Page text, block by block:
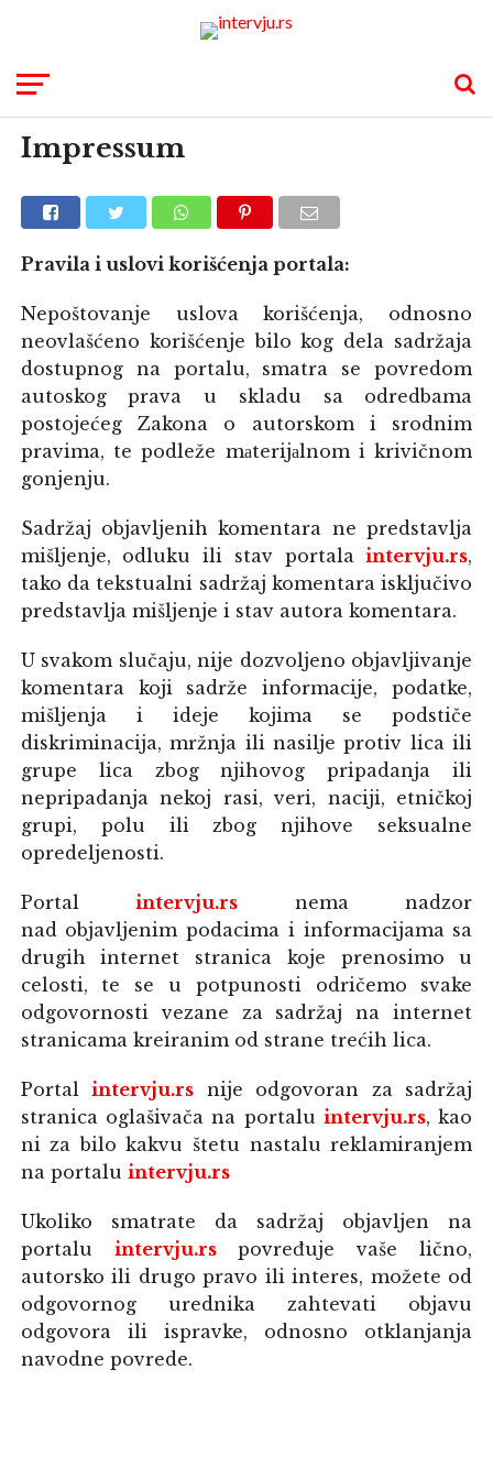
Impressum
Pravila i uslovi korišćenja portala:
Nepoštovanje uslova korišćenja, odnosno
neovlašćeno korišćenje bilo kog dela sadržaja
dostupnog na portalu, smatra se povredom
autoskog prava u skladu sa odredbama
postojećeg Zakona o autorskom i srodnim
pravima, te podleže mаterijаlnom i krivičnom
gonjenju.
Sadržaj objavljenih komentara ne predstavlja
mišljenje, odluku ili stav portalaintervju.rs,
tako da tekstualni sadržaj komentara isključivo
predstavlja mišljenje i stav autora komentara.
U svakom slučaju, nije dozvoljeno objavljivanje
komentara koji sadrže informacije, podatke,
mišljenja i ideje kojima se podstiče
diskriminacija, mržnja ili nasilje protiv lica ili
grupe lica zbog njihovog pripadanja ili
nepripadanja nekoj rasi, veri, naciji, etničkoj
grupi, polu ili zbog njihove seksualne
opredeljenosti.
Portalintervju.rs nema nadzor
nad objavljenim podacima i informacijama sa
drugih internet stranica koje prenosimo u
celosti, te se u potpunosti odričemo svake
odgovornosti vezane za sadržaj na internet
stranicama kreiranim od strane trećih lica.
Portalintervju.rs nije odgovoran za sadržaj
stranica oglašivača na portalu intervju.rs, kao
ni za bilo kakvu štetu nastalu reklamiranjem
na portalu intervju.rs
Ukoliko smatrate da sadržaj objavljen na
portalu intervju.rspovređuje vaše lično,
autorsko ili drugo pravo ili interes, možete od
odgovornog urednika zahtevati objavu
odgovora ili ispravke, odnosno otklanjanja
navodne povrede.